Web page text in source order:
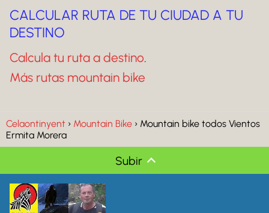
CALCULAR RUTA DE TU CIUDAD A TU
DESTINO
Calcula tu ruta a destino.
Más rutas mountain bike
Celaontinyent Mountain Bike
Mountain bike todos Vientos
Ermita Morera
Subir